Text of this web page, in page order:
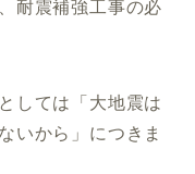
耐震補強工事の必
しては「大地震は
いから」につきま